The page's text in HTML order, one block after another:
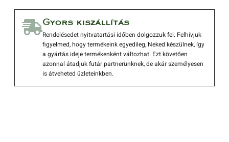
Gyors kiszállítás
Rendelésedet nyitvatartási időben dolgozzuk fel. Felhívjuk
figyelmed, hogy termékeink egyedileg, Neked készülnek, így
a gyártás ideje termékenként változhat. Ezt követően
azonnal átadjuk futár partnerünknek, de akár személyesen
is átveheted üzleteinkben.